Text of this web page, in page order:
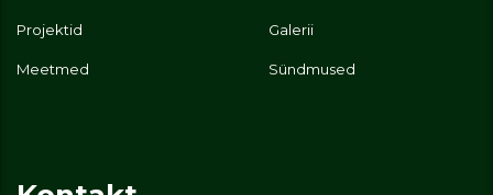
Projektid Galerii
Meetmed Sündmused